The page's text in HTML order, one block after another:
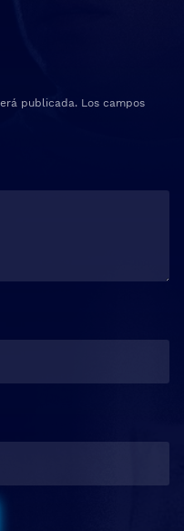
publicada. Los campos